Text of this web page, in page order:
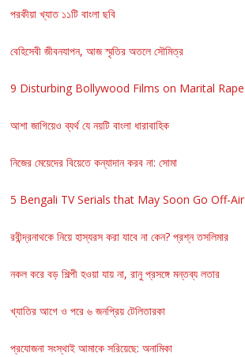
পরকীয়া খ্যাত ১১টি বাংলা ছবি
বেহিসেবী জীবনযাপন, আজ স্মৃতির অতলে সৌমিত্র
9 Disturbing Bollywood Films on Marital Rape
আশা জাগিয়েও ব্যর্থ যে নয়টি বাংলা ধারাবাহিক
নিজের মেয়েদের বিয়েতে কন্যাদান করব না: সোমা
5 Bengali TV Serials that May Soon Go Off-Air
রবীন্দ্রনাথকে নিয়ে হাস্যরস করা যাবে না কেন? প্রশ্ন তসলিমার
নকল করে বড় শিল্পী হওয়া যায় না, রানু প্রসঙ্গে মন্তব্য লতার
খ্যাতির আগে ও পরে ৬ জনপ্রিয় টেলিতারকা
প্রযোজনা সংস্থাই আমাকে সরিয়েছে: অনামিকা